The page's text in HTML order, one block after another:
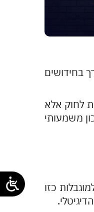
בחידושים
לחוק אלא
משמעותי
כזו